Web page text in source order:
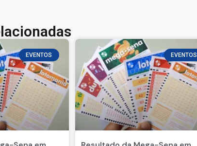
EVENTOS EVENTOS